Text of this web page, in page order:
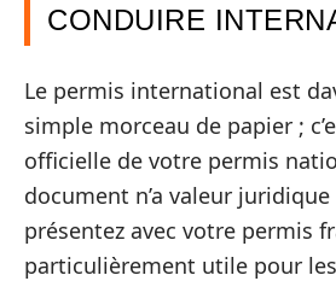
CONDUIRE
Le permis international est
simple morceau de papier ;
officielle de votre permis
document n’a valeur
présentez avec votre permis
particulièrement utile pour